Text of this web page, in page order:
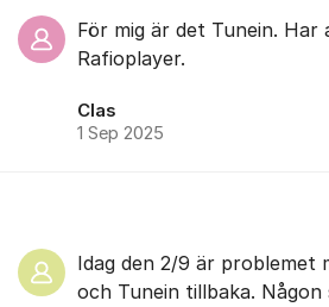
För mig är det Tunein.
Rafioplayer.
Clas
1 Sep 2025
Idag den 2/9 är problemet
och Tunein tillbaka.